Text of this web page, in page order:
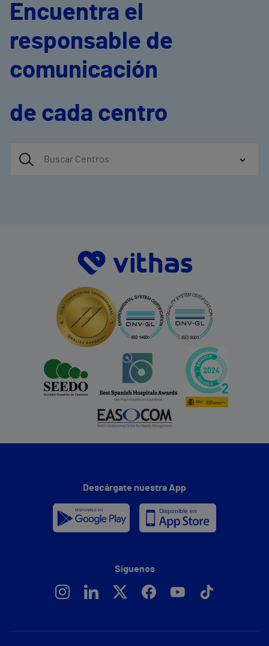
Encuentra el
responsable de
comunicación
de cada centro
Descárgate nuestra App
Síguenos